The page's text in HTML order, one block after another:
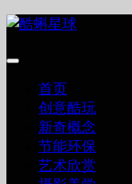
跳
内
首页
创意酷玩
新奇概念
节能环保
艺术欣赏